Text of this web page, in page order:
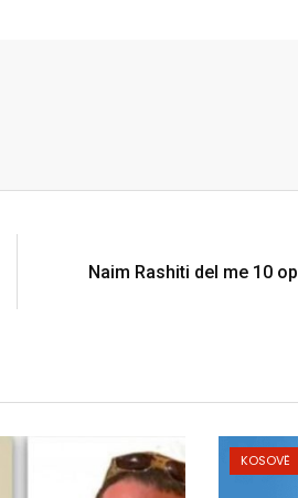
Naim Rashiti del me 10
KOSOVË